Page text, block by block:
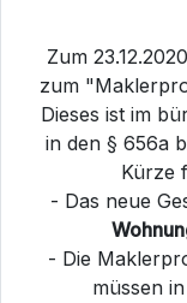
Zum
zum
Dieses ist im
in den § 656a
Kürze
- Das neue
- Die
müssen in